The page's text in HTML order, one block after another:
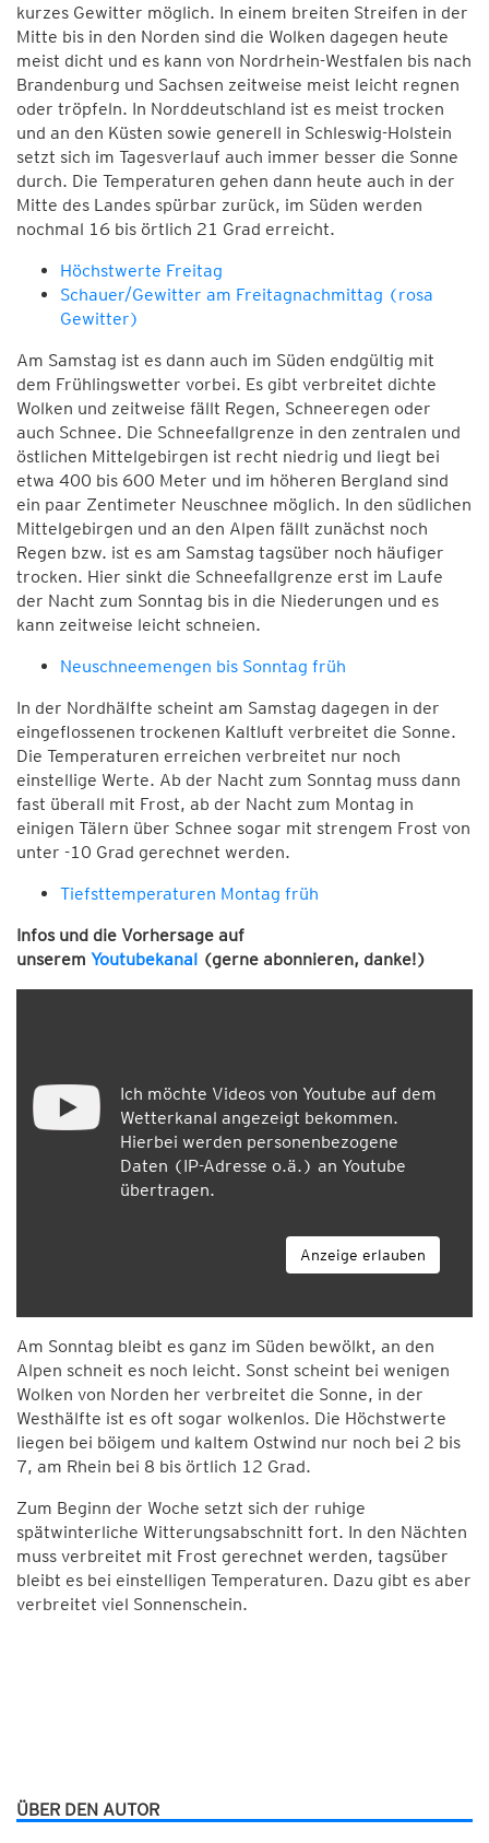
kurzes Gewitter möglich. In einem breiten Streifen in der
Mitte bis in den Norden sind die Wolken dagegen heute
meist dicht und es kann von Nordrhein-Westfalen bis nach
Brandenburg und Sachsen zeitweise meist leicht regnen
oder tröpfeln. In Norddeutschland ist es meist trocken
und an den Küsten sowie generell in Schleswig-Holstein
setzt sich im Tagesverlauf auch immer besser die Sonne
durch. Die Temperaturen gehen dann heute auch in der
Mitte des Landes spürbar zurück, im Süden werden
nochmal 16 bis örtlich 21 Grad erreicht.
Höchstwerte Freitag
Schauer/Gewitter am Freitagnachmittag (rosa
Gewitter)
Am Samstag ist es dann auch im Süden endgültig mit
dem Frühlingswetter vorbei. Es gibt verbreitet dichte
Wolken und zeitweise fällt Regen, Schneeregen oder
auch Schnee. Die Schneefallgrenze in den zentralen und
östlichen Mittelgebirgen ist recht niedrig und liegt bei
etwa 400 bis 600 Meter und im höheren Bergland sind
ein paar Zentimeter Neuschnee möglich. In den südlichen
Mittelgebirgen und an den Alpen fällt zunächst noch
Regen bzw. ist es am Samstag tagsüber noch häufiger
trocken. Hier sinkt die Schneefallgrenze erst im Laufe
der Nacht zum Sonntag bis in die Niederungen und es
kann zeitweise leicht schneien.
Neuschneemengen bis Sonntag früh
In der Nordhälfte scheint am Samstag dagegen in der
eingeflossenen trockenen Kaltluft verbreitet die Sonne.
Die Temperaturen erreichen verbreitet nur noch
einstellige Werte. Ab der Nacht zum Sonntag muss dann
fast überall mit Frost, ab der Nacht zum Montag in
einigen Tälern über Schnee sogar mit strengem Frost von
unter -10 Grad gerechnet werden.
Tiefsttemperaturen Montag früh
Infos und die Vorhersage auf
unserem Youtubekanal (gerne abonnieren, danke!)
Ich möchte Videos von Youtube auf dem
Wetterkanal angezeigt bekommen.
Hierbei werden personenbezogene
Daten (IP-Adresse o.ä.) an Youtube
übertragen.
Anzeige erlauben
Am Sonntag bleibt es ganz im Süden bewölkt, an den
Alpen schneit es noch leicht. Sonst scheint bei wenigen
Wolken von Norden her verbreitet die Sonne, in der
Westhälfte ist es oft sogar wolkenlos. Die Höchstwerte
liegen bei böigem und kaltem Ostwind nur noch bei 2 bis
7, am Rhein bei 8 bis örtlich 12 Grad.
Zum Beginn der Woche setzt sich der ruhige
spätwinterliche Witterungsabschnitt fort. In den Nächten
muss verbreitet mit Frost gerechnet werden, tagsüber
bleibt es bei einstelligen Temperaturen. Dazu gibt es aber
verbreitet viel Sonnenschein.
ÜBER DEN AUTOR